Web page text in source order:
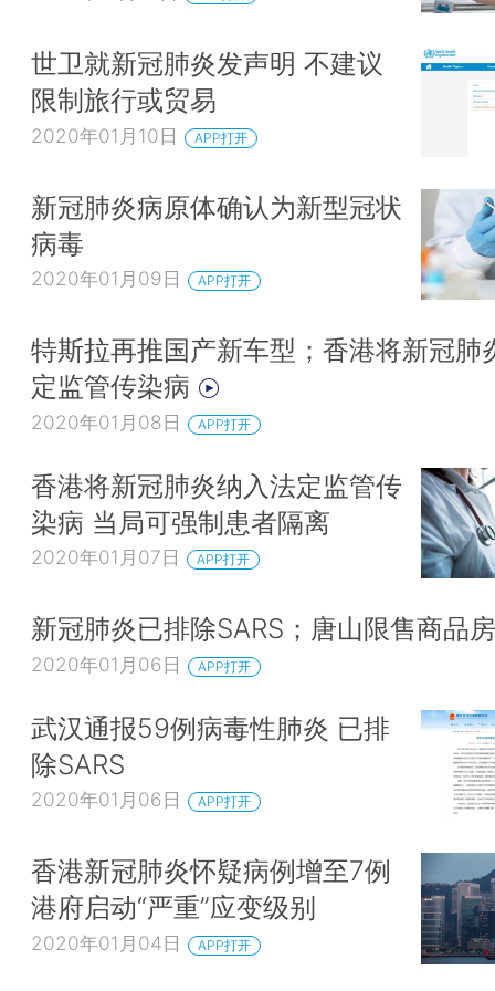
世卫就新冠肺炎发声明 不建议
限制旅行或贸易
2020年01月10日 APP打开
新冠肺炎病原体确认为新型冠状
病毒
2020年01月09日 APP打开
特斯拉再推国产新车型；香港将新冠肺
定监管传染病
2020年01月08日 APP打开
香港将新冠肺炎纳入法定监管传
染病 当局可强制患者隔离
2020年01月07日 APP打开
新冠肺炎已排除SARS；唐山限售商品
2020年01月06日 APP打开
武汉通报59例病毒性肺炎 已排
除SARS
2020年01月06日 APP打开
香港新冠肺炎怀疑病例增至7例
港府启动“严重”应变级别
2020年01月04日 APP打开